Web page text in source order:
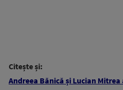
Citește și:
Andreea Bănică și Lucian